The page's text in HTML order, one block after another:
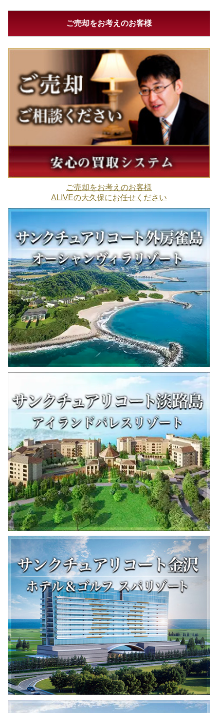
ご売却をお考えのお客様
ご売却をお考えのお客様
ALIVEの大久保にお任せください